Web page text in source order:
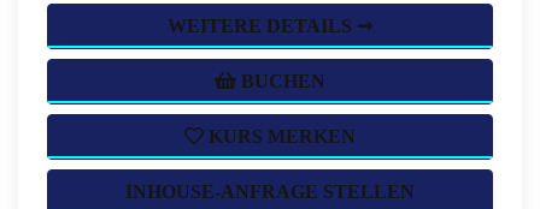
WEITERE DETAILS ➞
BUCHEN
KURS MERKEN
INHOUSE-ANFRAGE STELLEN